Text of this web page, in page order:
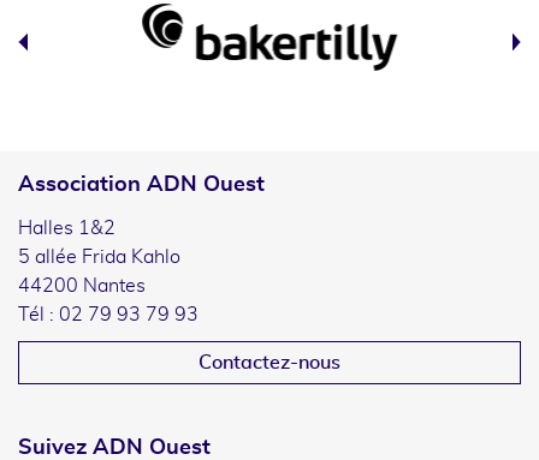
Association ADN Ouest
Halles 1&2
5 allée Frida Kahlo
44200 Nantes
Tél : 02 79 93 79 93
Contactez-nous
Suivez ADN Ouest